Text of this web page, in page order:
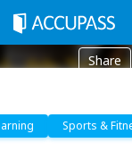
Share
Sports &